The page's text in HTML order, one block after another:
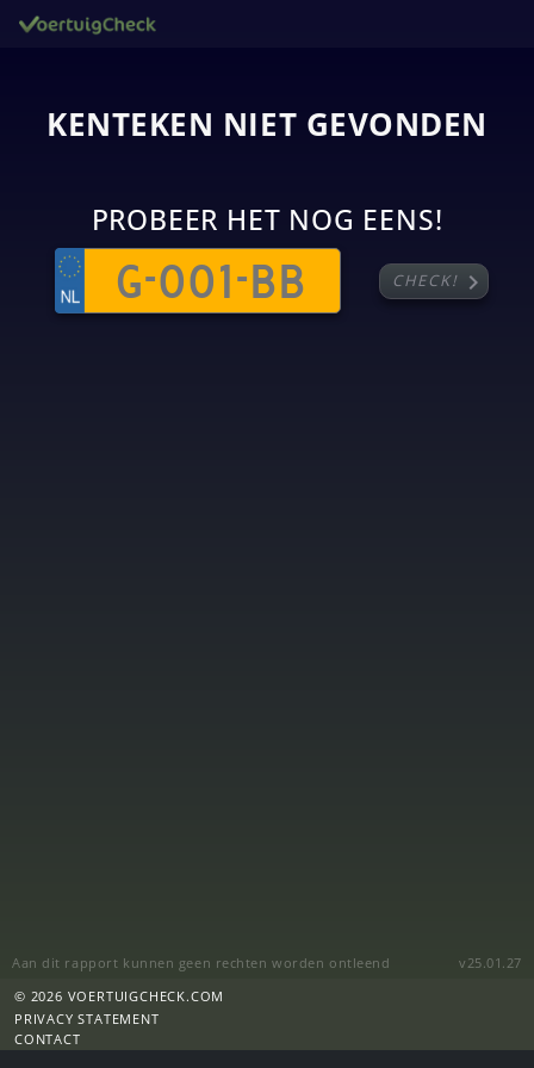
KENTEKEN NIET GEVONDEN
PROBEER HET NOG EENS!
CHECK! chevron_right
Aan dit rapport kunnen geen rechten worden ontleend
v25.01.27
© 2026 VOERTUIGCHECK.COM
PRIVACY STATEMENT
CONTACT